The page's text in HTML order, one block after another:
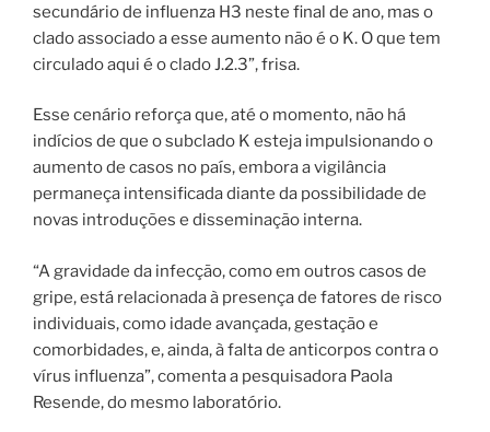
secundário de influenza H3 neste final de ano, mas o
clado associado a esse aumento não é o K. O que tem
circulado aqui é o clado J.2.3”, frisa.
Esse cenário reforça que, até o momento, não há
indícios de que o subclado K esteja impulsionando o
aumento de casos no país, embora a vigilância
permaneça intensificada diante da possibilidade de
novas introduções e disseminação interna.
“A gravidade da infecção, como em outros casos de
gripe, está relacionada à presença de fatores de risco
individuais, como idade avançada, gestação e
comorbidades, e, ainda, à falta de anticorpos contra o
vírus influenza”, comenta a pesquisadora Paola
Resende, do mesmo laboratório.